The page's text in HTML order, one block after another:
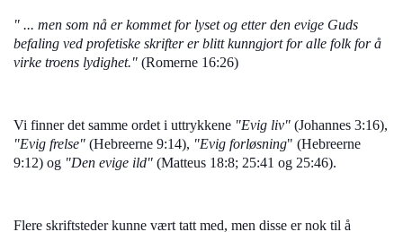
" ... men som nå er kommet for lyset og etter den evige Guds
befaling ved profetiske skrifter er blitt kunngjort for alle folk for å
virke troens lydighet." (Romerne 16:26)
Vi finner det samme ordet i uttrykkene "Evig liv" (Johannes 3:16),
"Evig frelse" (Hebreerne 9:14), "Evig forløsning" (Hebreerne
9:12) og "Den evige ild" (Matteus 18:8; 25:41 og 25:46).
Flere skriftsteder kunne vært tatt med, men disse er nok til å